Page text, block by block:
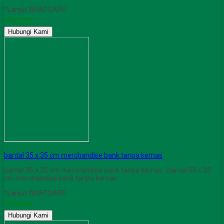
*Lanjut WHATSAPP
Tersedia
Hubungi Kami
bantal 35 x 35 cm merchandise bank tanpa kemas
bantal 35 x 35 cm merchandise bank tanpa kemas bantal 35 x 35
cm merchandise bank tanpa kemas
*Lanjut WHATSAPP
Tersedia
Hubungi Kami